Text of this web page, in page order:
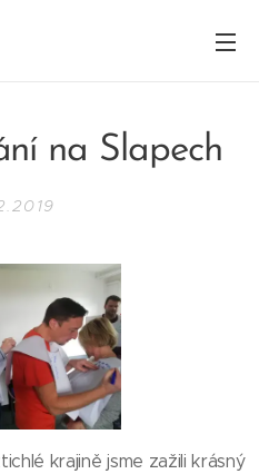
na Slapech
krajině jsme zažili krásný